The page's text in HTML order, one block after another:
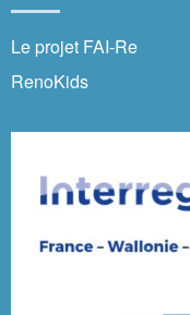
Le projet FAI-Re
RenoKids